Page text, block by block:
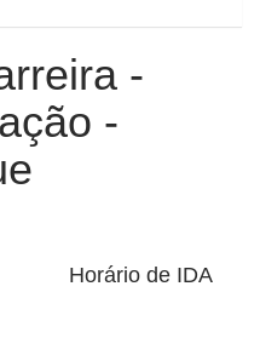
-
-
Horário de IDA